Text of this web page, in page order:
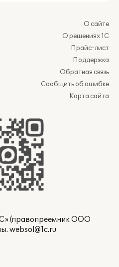
О сайте
О решениях 1С
Прайс-лист
Поддержка
Обратная связь
Сообщить об ошибке
Карта сайта
(правопреемник ООО
websol@1c.ru